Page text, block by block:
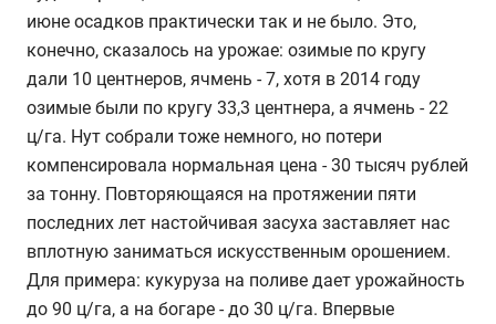
июне осадков практически так и не было. Это,
конечно, сказалось на урожае: озимые по кругу
дали 10 центнеров, ячмень - 7, хотя в 2014 году
озимые были по кругу 33,3 центнера, а ячмень - 22
ц/га. Нут собрали тоже немного, но потери
компенсировала нормальная цена - 30 тысяч рублей
за тонну. Повторяющаяся на протяжении пяти
последних лет настойчивая засуха заставляет нас
вплотную заниматься искусственным орошением.
Для примера: кукуруза на поливе дает урожайность
до 90 ц/га, а на богаре - до 30 ц/га. Впервые